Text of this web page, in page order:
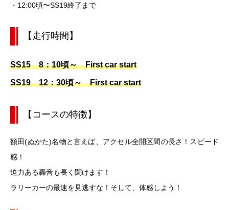
・12:00頃〜SS19終了まで
【走行時間】
SS15 8：10頃～ First car start
SS19 12：30頃～ First car start
【コースの特徴】
額田(ぬかた)名物と言えば、アクセル全開区間の長さ！スピード
感！
迫力ある轟音も長く聞けます！
ラリーカーの最速を見逃すな！そして、体感しよう！